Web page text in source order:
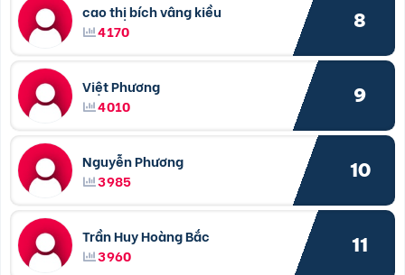
cao thị bích vâng kiều
4170
8
Việt Phương
4010
9
Nguyễn Phương
3985
10
Trần Huy Hoàng Bắc
3960
11